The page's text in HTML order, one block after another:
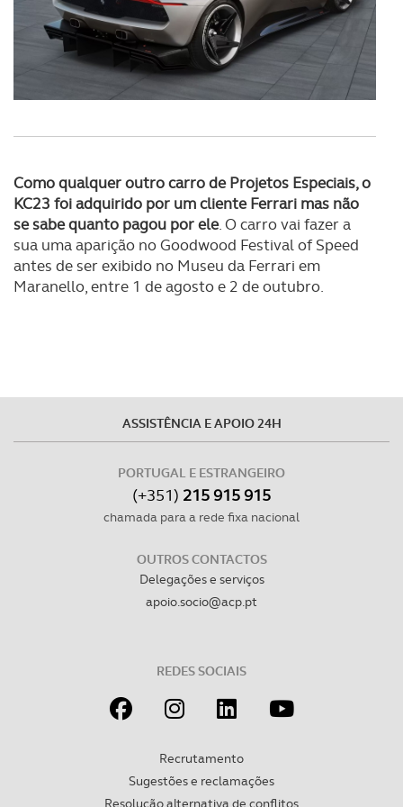
dados pessoais serão realizadas apenas com o seu
consentimento e quando tal se afigure estritamente
necessário no contexto dos serviços a prestar.
disponibilizados.
Consulte a política de cookies do site.
Como qualquer outro carro de Projetos Especiais, o
KC23 foi adquirido por um cliente Ferrari mas não
se sabe quanto pagou por ele. O carro vai fazer a
sua uma aparição no Goodwood Festival of Speed
antes de ser exibido no Museu da Ferrari em
Maranello, entre 1 de agosto e 2 de outubro.
ASSISTÊNCIA E APOIO 24H
PORTUGAL E ESTRANGEIRO
(+351) 215 915 915
chamada para a rede fixa nacional
OUTROS CONTACTOS
Delegações e serviços
apoio.socio@acp.pt
REDES SOCIAIS
Recrutamento
Sugestões e reclamações
Resolução alternativa de conflitos